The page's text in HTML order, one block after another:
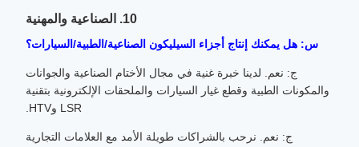
10. الصناعية والمهنية
س: هل يمكنك إنتاج أجزاء السيليكون الصناعية/الطبية/السيارات؟
ج: نعم. لدينا خبرة غنية في مجال الأختام الصناعية والجوانات
والمكونات الطبية وقطع غيار السيارات والملحقات الإلكترونية بتقنية
LSR وHTV.
ج: نعم. نرحب بالشراكات طويلة الأمد مع العلامات التجارية